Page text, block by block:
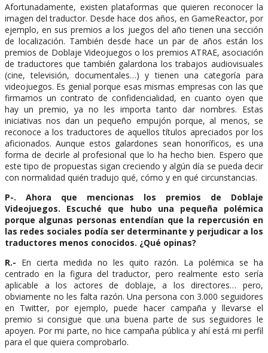
Afortunadamente, existen plataformas que quieren reconocer la
imagen del traductor. Desde hace dos años, en GameReactor, por
ejemplo, en sus premios a los juegos del año tienen una sección
de localización. También desde hace un par de años están los
premios de Doblaje Videojuegos o los premios ATRAE, asociación
de traductores que también galardona los trabajos audiovisuales
(cine, televisión, documentales…) y tienen una categoría para
videojuegos. Es genial porque esas mismas empresas con las que
firmamos un contrato de confidencialidad, en cuanto oyen que
hay un premio, ya no les importa tanto dar nombres. Estas
iniciativas nos dan un pequeño empujón porque, al menos, se
reconoce a los traductores de aquellos títulos apreciados por los
aficionados. Aunque estos galardones sean honoríficos, es una
forma de decirle al profesional que lo ha hecho bien. Espero que
este tipo de propuestas sigan creciendo y algún día se pueda decir
con normalidad quién tradujo qué, cómo y en qué circunstancias.
P-. Ahora que mencionas los premios de Doblaje
Videojuegos. Escuché que hubo una pequeña polémica
porque algunas personas entendían que la repercusión en
las redes sociales podía ser determinante y perjudicar a los
traductores menos conocidos. ¿Qué opinas?
R.- En cierta medida no les quito razón. La polémica se ha
centrado en la figura del traductor, pero realmente esto sería
aplicable a los actores de doblaje, a los directores… pero,
obviamente no les falta razón. Una persona con 3.000 seguidores
en Twitter, por ejemplo, puede hacer campaña y llevarse el
premio si consigue que una buena parte de sus seguidores le
apoyen. Por mi parte, no hice campaña pública y ahí está mi perfil
para el que quiera comprobarlo.